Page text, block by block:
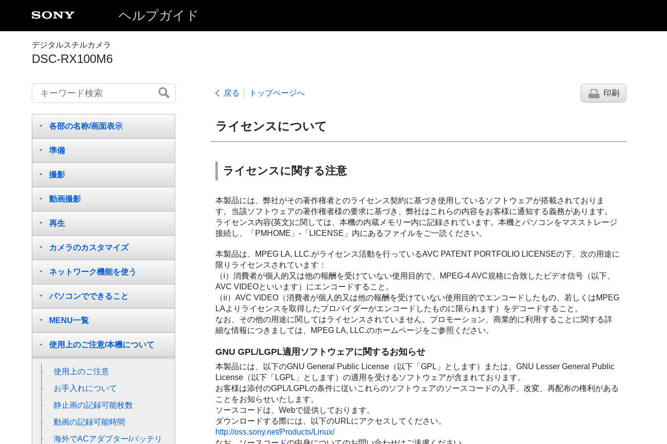
ヘルプガイド
デジタルスチルカメラ
DSC-RX100M6
戻る トップページへ 印刷
ライセンスについて
ライセンスに関する注意
本製品には、弊社がその著作権者とのライセンス契約に基づき使用しているソフトウェアが搭載されておりま
す。当該ソフトウェアの著作権者様の要求に基づき、弊社はこれらの内容をお客様に通知する義務があります。
ライセンス内容(英文)に関しては、本機の内蔵メモリー内に記録されています。本機とパソコンをマスストレージ
接続し、「PMHOME」-「LICENSE」内にあるファイルをご一読ください。
本製品は、MPEG LA, LLC.がライセンス活動を行っているAVC PATENT PORTFOLIO LICENSEの下、次の用途に
限りライセンスされています：
（i）消費者が個人的又は他の報酬を受けていない使用目的で、MPEG-4 AVC規格に合致したビデオ信号（以下、
AVC VIDEOといいます）にエンコードすること。
（ii）AVC VIDEO（消費者が個人的又は他の報酬を受けていない使用目的でエンコードしたもの、若しくはMPEG
LAよりライセンスを取得したプロバイダーがエンコードしたものに限られます）をデコードすること。
なお、その他の用途に関してはライセンスされていません。プロモーション、商業的に利用することに関する詳
細な情報につきましては、MPEG LA, LLC.のホームページをご参照ください。
GNU GPL/LGPL適用ソフトウェアに関するお知らせ
本製品には、以下のGNU General Public License（以下「GPL」とします）または、GNU Lesser General Public
License（以下「LGPL」とします）の適用を受けるソフトウェアが含まれております。
お客様は添付のGPL/LGPLの条件に従いこれらのソフトウェアのソースコードの入手、改変、再配布の権利がある
ことをお知らせいたします。
ソースコードは、Webで提供しております。
ダウンロードする際には、以下のURLにアクセスしてください。
http://oss.sony.net/Products/Linux/
各部の名称/画面表示
準備
撮影
動画撮影
再生
カメラのカスタマイズ
ネットワーク機能を使う
パソコンでできること
MENU一覧
使用上のご注意/本機について
使用上のご注意
お手入れについて
静止画の記録可能枚数
動画の記録可能時間
海外でACアダプター/バッテリ